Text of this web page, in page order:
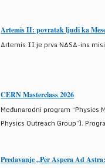
Artemis II: povratak ljudi ka
Artemis II je prva NASA-ina
CERN Masterclass 2026
Međunarodni program
Physics Outreach Group”).
Predavanje „Per Aspera Ad